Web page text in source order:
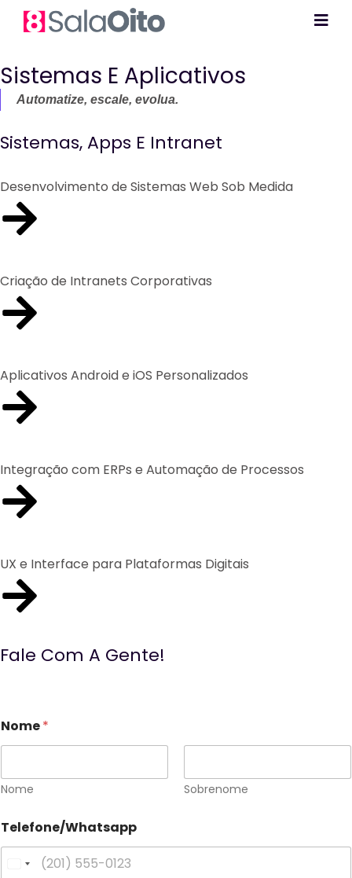
Sistemas E Aplicativos
Automatize, escale, evolua.
Sistemas, Apps E Intranet
Desenvolvimento de Sistemas Web Sob Medida
Criação de Intranets Corporativas
Aplicativos Android e iOS Personalizados
Integração com ERPs e Automação de Processos
UX e Interface para Plataformas Digitais
Fale Com A Gente!
Nome*
Nome Sobrenome
Telefone/Whatsapp